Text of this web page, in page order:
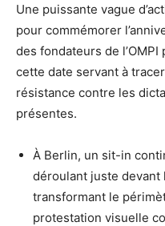
Une puissante vague
pour commémorer
des fondateurs de l’OMPI
cette date servant à
résistance contre les
présentes.
À Berlin, un sit-in
déroulant juste devant
transformant le
protestation visuelle